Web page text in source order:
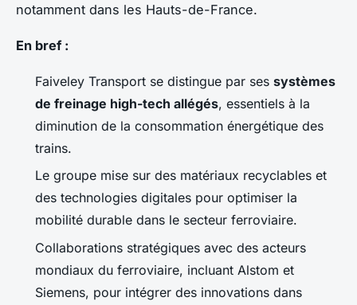
notamment dans les Hauts-de-France.
En bref :
Faiveley Transport se distingue par ses systèmes
de freinage high-tech allégés, essentiels à la
diminution de la consommation énergétique des
trains.
Le groupe mise sur des matériaux recyclables et
des technologies digitales pour optimiser la
mobilité durable dans le secteur ferroviaire.
Collaborations stratégiques avec des acteurs
mondiaux du ferroviaire, incluant Alstom et
Siemens, pour intégrer des innovations dans